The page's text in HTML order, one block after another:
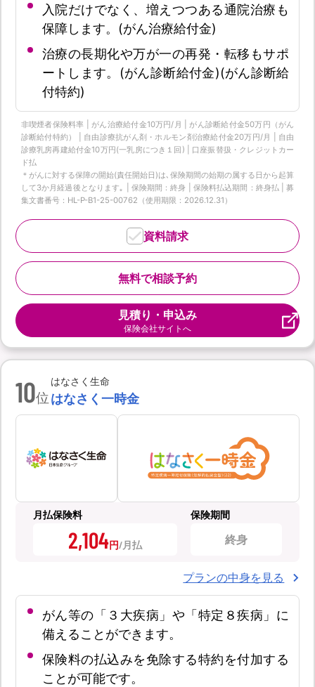
入院だけでなく、増えつつある通院治療も
保障します。(がん治療給付金)
治療の長期化や万が一の再発・転移もサポ
ートします。(がん診断給付金)(がん診断給
付特約)
非喫煙者保険料率 | がん治療給付金10万円/月 | がん診断給付金50万円（がん
診断給付特約） | 自由診療抗がん剤・ホルモン剤治療給付金20万円/月 | 自由
診療乳房再建給付金10万円(一乳房につき１回) | 口座振替扱・クレジットカー
ド払
＊がんに対する保障の開始(責任開始日)は､保険期間の始期の属する日から起算
して3か月経過後となります｡ | 保険期間：終身 | 保険料払込期間：終身払 | 募
集文書番号：HL-P-B1-25-00762（使用期限：2026.12.31）
無料で相談予約
資料請求
見積り・申込み
保険会社サイトへ
10位
はなさく生命
はなさく一時金
月払保険料
2,104円
保険期間
終身
プランの中身を見る
がん等の「３大疾病」や「特定８疾病」に
備えることができます。
保険料の払込みを免除する特約を付加する
ことが可能です。